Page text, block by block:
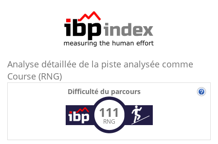
Analyse détaillée de la piste analysée comme
Course (RNG)
Difficulté du parcours
111
RNG